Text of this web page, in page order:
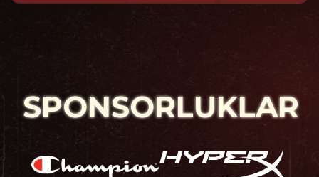
SPONSORLUKLAR